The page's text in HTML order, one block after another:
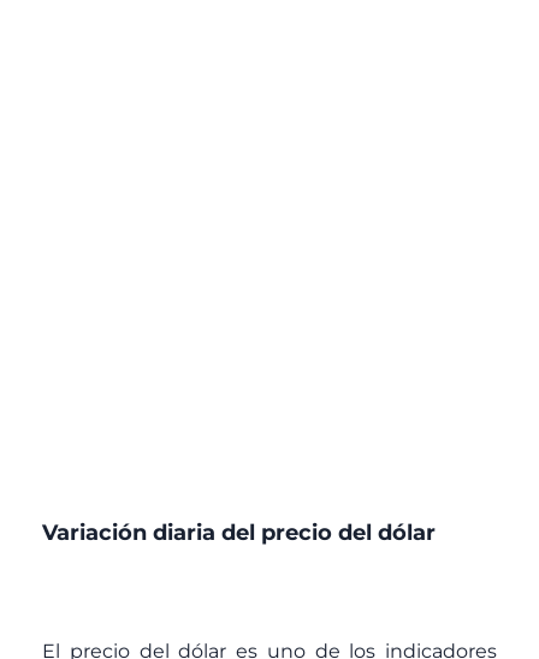
Variación diaria del precio del dólar
El precio del dólar es uno de los indicadores